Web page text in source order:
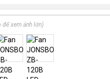
để xem ảnh lớn)